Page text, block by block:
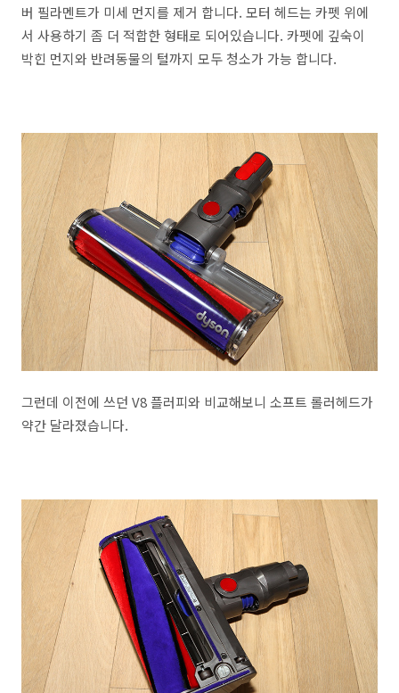
버 필라멘트가 미세 먼지를 제거 합니다. 모터 헤드는 카펫 위에
서 사용하기 좀 더 적합한 형태로 되어있습니다. 카펫에 깊숙이
박힌 먼지와 반려동물의 털까지 모두 청소가 가능 합니다.
그런데 이전에 쓰던 V8 플러피와 비교해보니 소프트 롤러헤드가
약간 달라졌습니다.